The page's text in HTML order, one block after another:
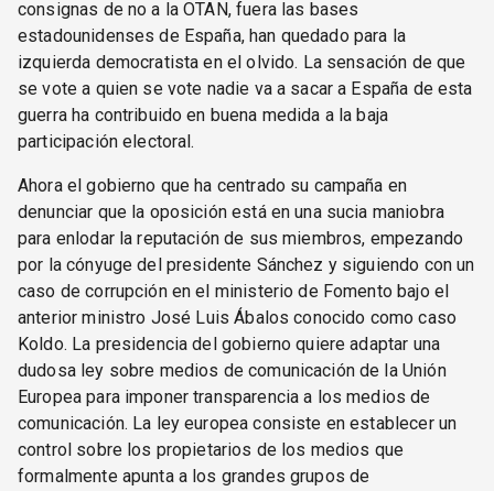
consignas de no a la OTAN, fuera las bases
estadounidenses de España, han quedado para la
izquierda democratista en el olvido. La sensación de que
se vote a quien se vote nadie va a sacar a España de esta
guerra ha contribuido en buena medida a la baja
participación electoral.
Ahora el gobierno que ha centrado su campaña en
denunciar que la oposición está en una sucia maniobra
para enlodar la reputación de sus miembros, empezando
por la cónyuge del presidente Sánchez y siguiendo con un
caso de corrupción en el ministerio de Fomento bajo el
anterior ministro José Luis Ábalos conocido como caso
Koldo. La presidencia del gobierno quiere adaptar una
dudosa ley sobre medios de comunicación de la Unión
Europea para imponer transparencia a los medios de
comunicación. La ley europea consiste en establecer un
control sobre los propietarios de los medios que
formalmente apunta a los grandes grupos de